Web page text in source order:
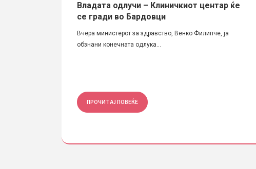
Владата одлучи – Клиничкиот центар ќе
се гради во Бардовци
Вчера министерот за здравство, Венко Филипче, ја
обзнани конечната одлука...
ПРОЧИТАЈ ПОВЕЌЕ